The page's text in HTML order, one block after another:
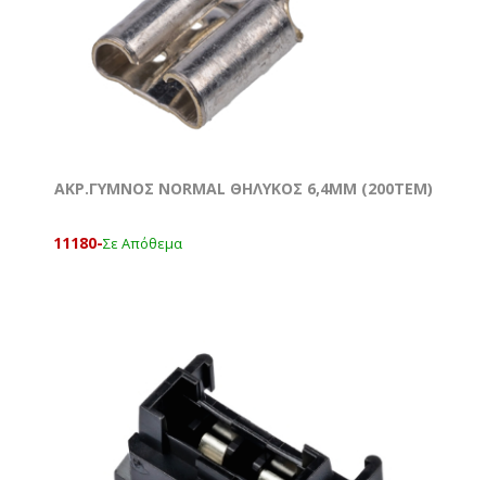
ΑΚΡ.ΓΥΜΝΟΣ NORMAL ΘΗΛΥΚΟΣ 6,4ΜΜ (200ΤΕΜ)
11180-Σε Απόθεμα